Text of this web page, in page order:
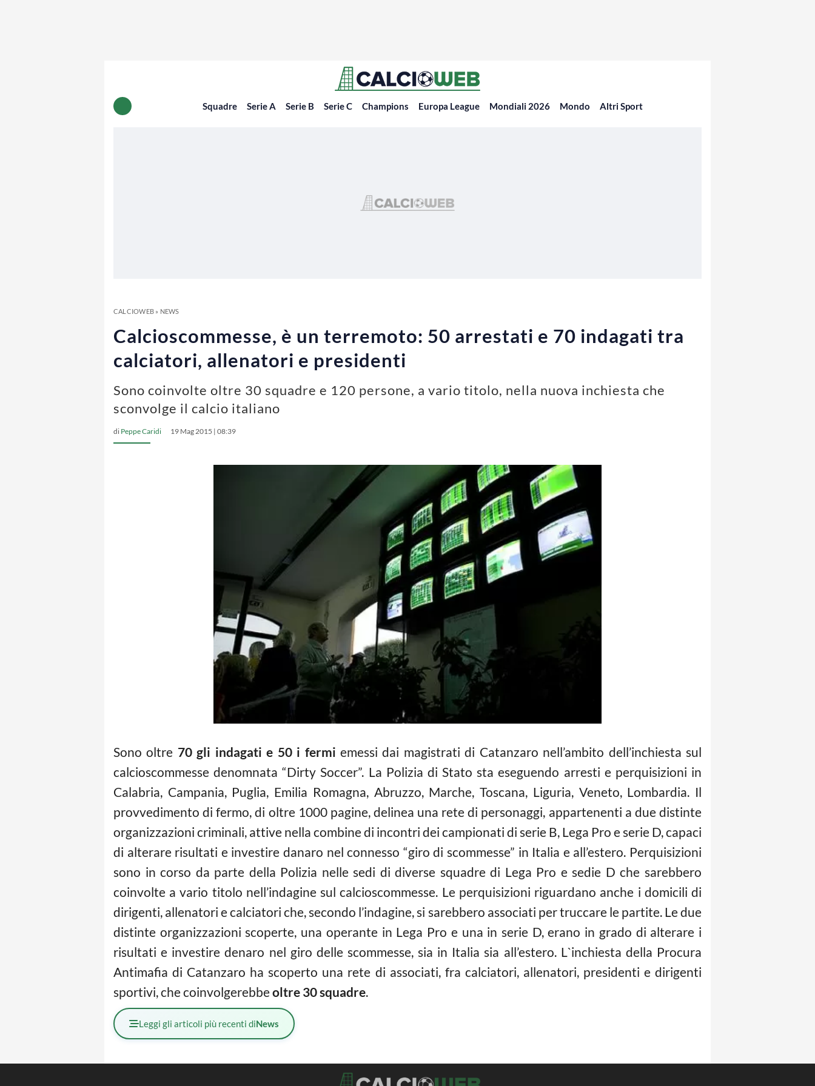
Squadre Serie A Serie B Serie C Champions Europa League Mondiali 2026 Mondo Altri Sport
CALCIOWEB» NEWS
Calcioscommesse, è un terremoto: 50 arrestati e 70 indagati tra
calciatori, allenatori e presidenti
Sono coinvolte oltre 30 squadre e 120 persone, a vario titolo, nella nuova inchiesta che
sconvolge il calcio italiano
di Peppe Caridi 19 Mag 2015 | 08:39
Sono oltre 70 gli indagati e 50 i fermi emessi dai magistrati di Catanzaro nell’ambito dell’inchiesta sul
calcioscommesse denomnata “Dirty Soccer”. La Polizia di Stato sta eseguendo arresti e perquisizioni in
Calabria, Campania, Puglia, Emilia Romagna, Abruzzo, Marche, Toscana, Liguria, Veneto, Lombardia. Il
provvedimento di fermo, di oltre 1000 pagine, delinea una rete di personaggi, appartenenti a due distinte
organizzazioni criminali, attive nella combine di incontri dei campionati di serie B, Lega Pro e serie D, capaci
di alterare risultati e investire danaro nel connesso “giro di scommesse” in Italia e all’estero. Perquisizioni
sono in corso da parte della Polizia nelle sedi di diverse squadre di Lega Pro e sedie D che sarebbero
coinvolte a vario titolo nell’indagine sul calcioscommesse. Le perquisizioni riguardano anche i domicili di
dirigenti, allenatori e calciatori che, secondo l’indagine, si sarebbero associati per truccare le partite. Le due
distinte organizzazioni scoperte, una operante in Lega Pro e una in serie D, erano in grado di alterare i
risultati e investire denaro nel giro delle scommesse, sia in Italia sia all’estero. L`inchiesta della Procura
Antimafia di Catanzaro ha scoperto una rete di associati, fra calciatori, allenatori, presidenti e dirigenti
sportivi, che coinvolgerebbeoltre 30 squadre.
Leggi gli articoli più recenti diNews